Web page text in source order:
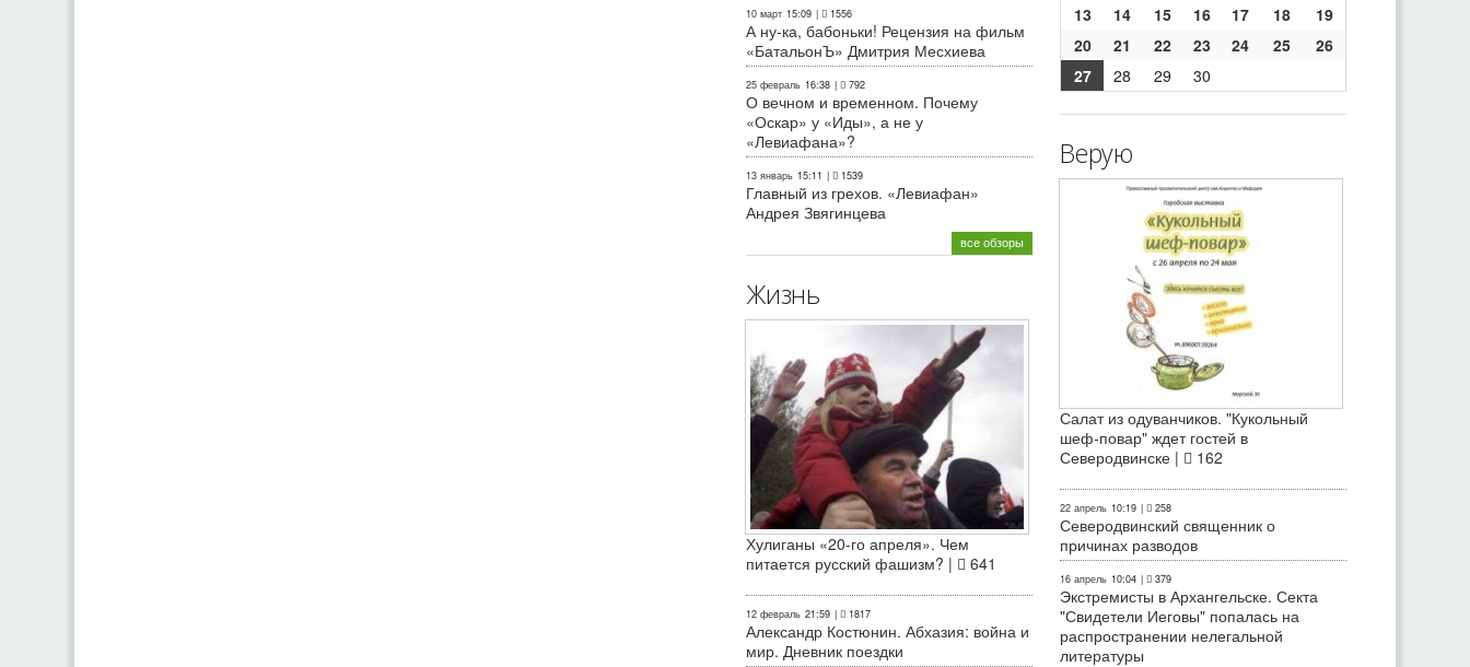
10 март 15:09 | 1556
А ну-ка, бабоньки! Рецензия на фильм
«БатальонЪ» Дмитрия Месхиева
25 февраль 16:38 | 792
О вечном и временном. Почему
«Оскар» у «Иды», а не у
«Левиафана»?
13 январь 15:11 | 1539
Главный из грехов. «Левиафан»
Андрея Звягинцева
все обзоры
Жизнь
Хулиганы «20-го апреля». Чем
питается русский фашизм? |
641
12 февраль 21:59 | 1817
Александр Костюнин. Абхазия: война и
мир. Дневник поездки
13
14 15 16 17 18
19
20
21 22 23 24 25
26
27
28 29 30
Верую
Салат из одуванчиков. "Кукольный
шеф-повар" ждет гостей в
Северодвинске |
162
22 апрель 10:19 | 258
Северодвинский священник о
причинах разводов
16 апрель 10:04 | 379
Экстремисты в Архангельске. Секта
"Свидетели Иеговы" попалась на
распространении нелегальной
литературы